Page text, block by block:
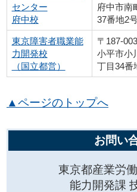
センター
府中校
府中市南
37番地2
東京障害者職業能
力開発校
（国立都営）
〒187-
小平市小
丁目34番
▲ページのトップへ
お問い
東京都産業労
能力開発課